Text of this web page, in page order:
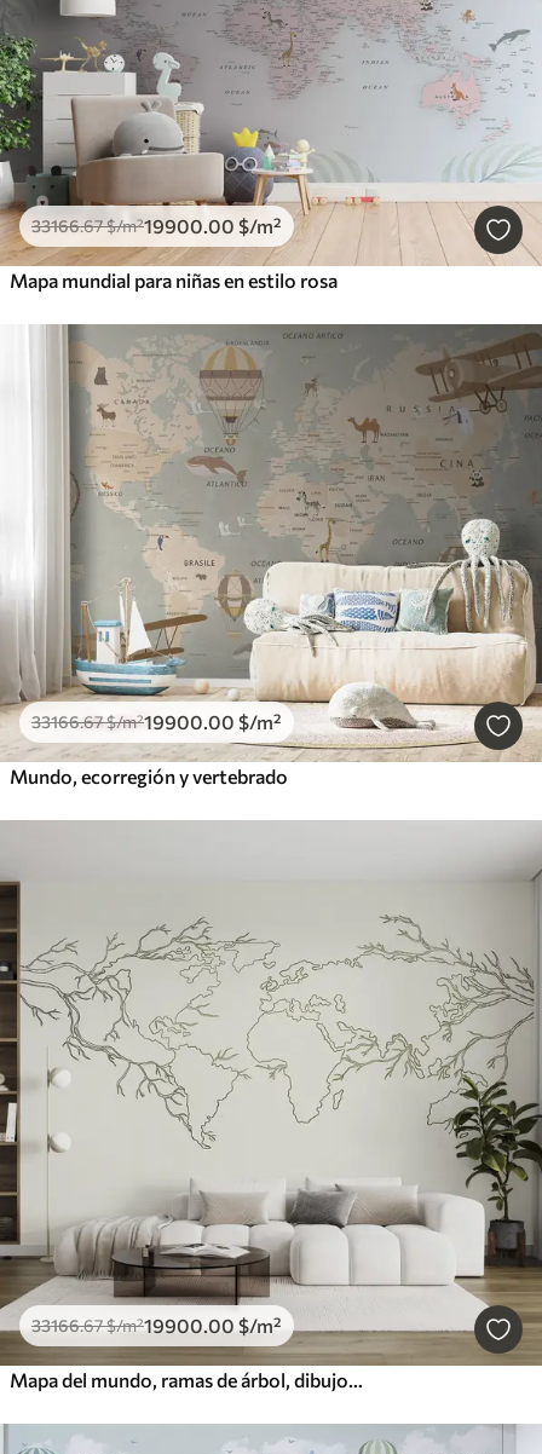
33166.67$/m²19900.00 $/m²
Mapa mundial para niñas en estilo rosa
33166.67$/m²19900 .00 $/m²
Mundo, ecorregión y vertebrado
33166.67$/m²19900 .00 $/m²